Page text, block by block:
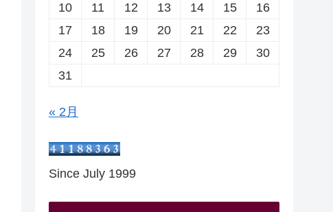
10
11 12 13 14 15
16
17
18 19 20 21 22
23
24
25 26 27 28 29
30
31
« 2月
Since July 1999